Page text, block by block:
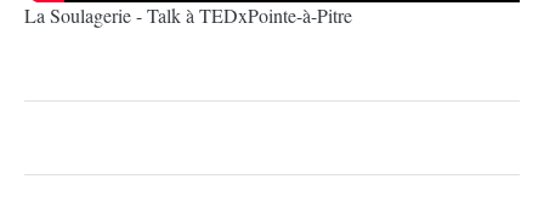
La Soulagerie - Talk à TEDxPointe-à-Pitre